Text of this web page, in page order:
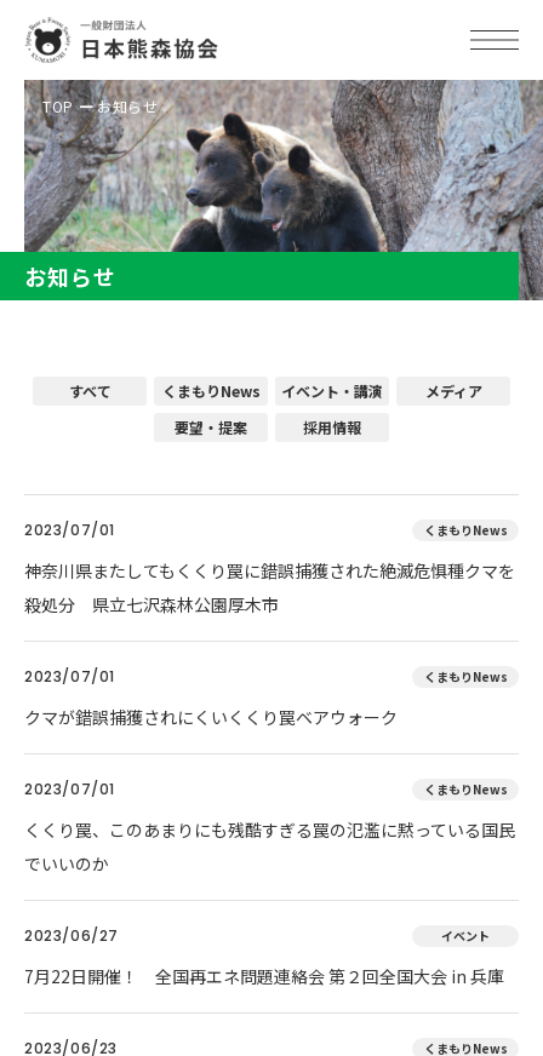
TOP お知らせ
お知らせ
すべて くまもりNews イベント・講演
メディア
要望・提案
採用情報
2023/07/01 くまもりNews
神奈川県またしてもくくり罠に錯誤捕獲された絶滅危惧種クマを
殺処分 県立七沢森林公園厚木市
2023/07/01 くまもりNews
クマが錯誤捕獲されにくいくくり罠ベアウォーク
2023/07/01 くまもりNews
くくり罠、このあまりにも残酷すぎる罠の氾濫に黙っている国民
でいいのか
2023/06/27 イベント
7月22日開催！ 全国再エネ問題連絡会 第２回全国大会 in 兵庫
2023/06/23 くまもりNews